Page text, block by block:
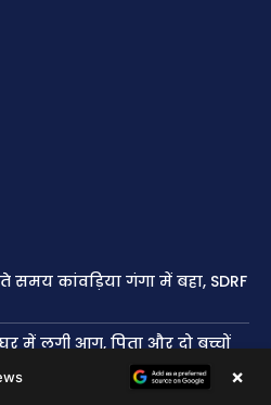
कांवड़िया गंगा में बहा, SDRF
में लगी आग, पिता और दो बच्चों
×